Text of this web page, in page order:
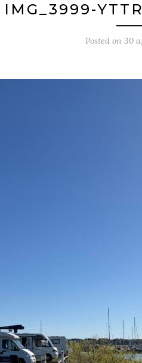
IMG_3999-
Posted on 30